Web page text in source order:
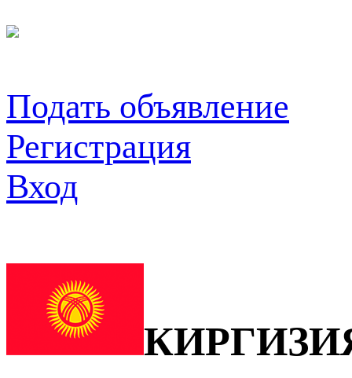
Подать объявление
Регистрация
Вход